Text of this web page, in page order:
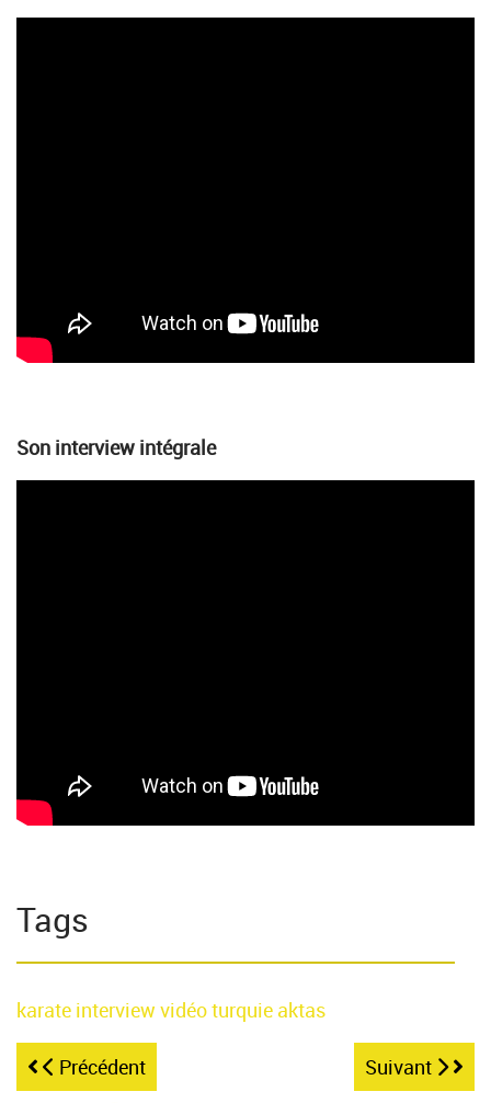
Son interview intégrale
Tags
karate interview vidéoturquie aktas
Précédent Suivant